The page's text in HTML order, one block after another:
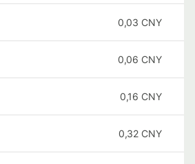
0,03 CNY
0,06 CNY
0,16 CNY
0,32 CNY